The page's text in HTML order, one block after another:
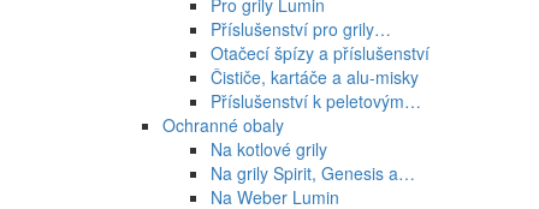
Příslušenství pro grily…
Otačecí špízy a příslušenství
Čističe, kartáče a alu-misky
Příslušenství k peletovým…
Ochranné obaly
Na kotlové grily
Na grily Spirit, Genesis a…
Na Weber Lumin